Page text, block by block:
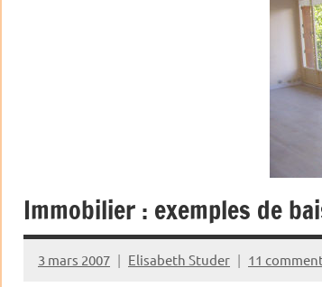
Immobilier : exemples de
3 mars 2007 Elisabeth Studer 11